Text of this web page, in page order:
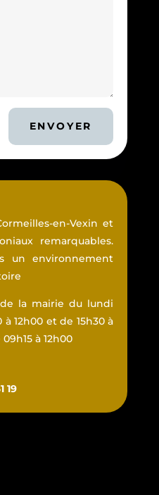
ENVOYER
en-Vexin et
remarquables.
un environnement
de la mairie du lundi
12h00 et de 15h30 à
à 12h00
19